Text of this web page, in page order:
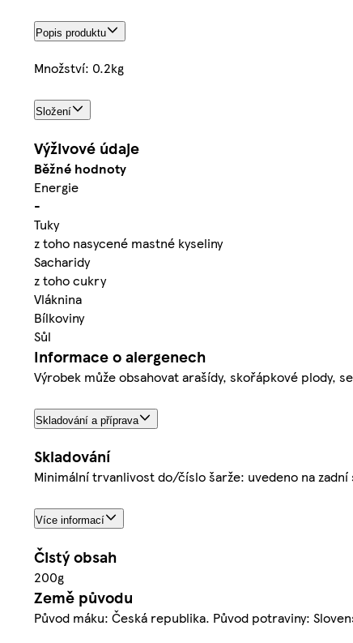
Popis produktu
Množství: 0.2kg
Složení
Výživové údaje
Běžné hodnoty
Energie
-
Tuky
z toho nasycené mastné kyseliny
Sacharidy
z toho cukry
Vláknina
Bílkoviny
Sůl
Informace o alergenech
Výrobek může obsahovat arašídy, skořápkové plody,
Skladování a příprava
Skladování
Minimální trvanlivost do/číslo šarže: uvedeno na
Více informací
Čistý obsah
200g
Země původu
Původ máku: Česká republika. Původ potraviny: